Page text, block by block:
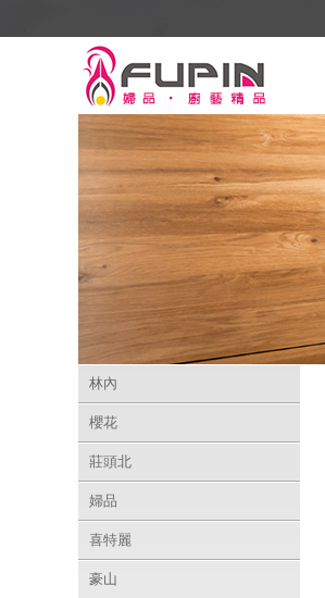
林內
櫻花
莊頭北
婦品
喜特麗
豪山